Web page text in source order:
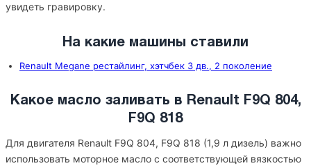
увидеть гравировку.
На какие машины ставили
Renault Megane рестайлинг, хэтчбек 3 дв., 2 поколение
Какое масло заливать в Renault F9Q 804,
F9Q 818
Для двигателя Renault F9Q 804, F9Q 818 (1,9 л дизель) важно
использовать моторное масло с соответствующей вязкостью